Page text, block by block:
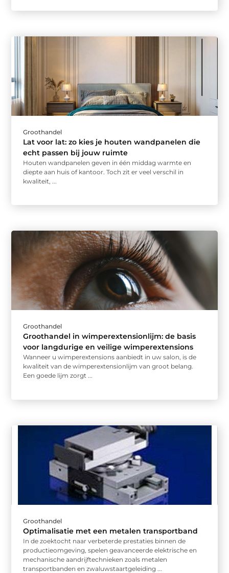
Groothandel
Lat voor lat: zo kies je houten wandpanelen die
echt passen bij jouw ruimte
Houten wandpanelen geven in één middag warmte en
diepte aan huis of kantoor. Toch zit er veel verschil in
kwaliteit, ...
Groothandel
Groothandel in wimperextensionlijm: de basis
voor langdurige en veilige wimperextensions
Wanneer u wimperextensions aanbiedt in uw salon, is de
kwaliteit van de wimperextensionlijm van groot belang.
Een goede lijm zorgt ...
Groothandel
Optimalisatie met een metalen transportband
In de zoektocht naar verbeterde prestaties binnen de
productieomgeving, spelen geavanceerde elektrische en
mechanische aandrijftechnieken zoals metalen
transportbanden en zwaluwstaartgeleiding ...